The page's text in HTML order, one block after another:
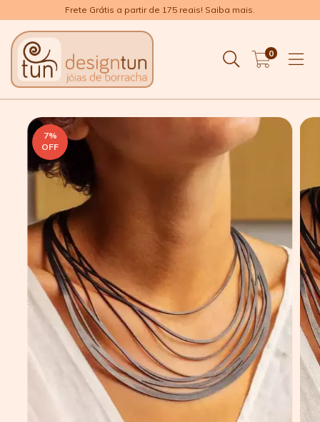
Frete Grátis a partir de 175 reais! Saiba mais.
0
7%
OFF